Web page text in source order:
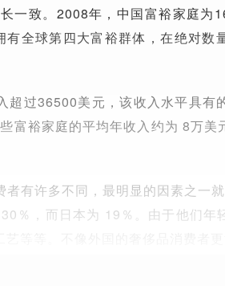
一致。2008年，中国富裕家庭为
全球第四大富裕群体，在绝对数
超过36500美元，该收入水平具有
富裕家庭的平均年收入约为 8万美
有许多不同，最明显的因素之一
％，而日本为 19％。由于他们年